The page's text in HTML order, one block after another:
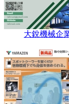
大銳機械企